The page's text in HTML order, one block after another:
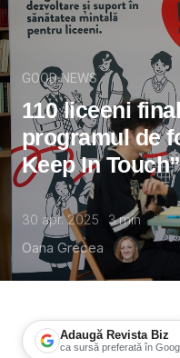
GOOD NEWS
110 liceeni
programul de
Keep In Touch”
30 apr. 2025 3min
Oana Grecea
Adaugă Revista Biz
ca sursă preferată în